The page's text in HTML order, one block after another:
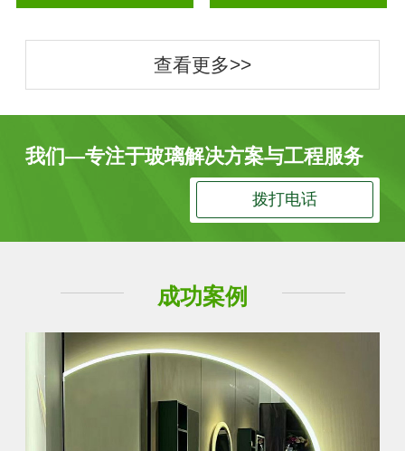
查看更多>>
我们—专注于玻璃解决方案与工程服务
拨打电话
成功案例